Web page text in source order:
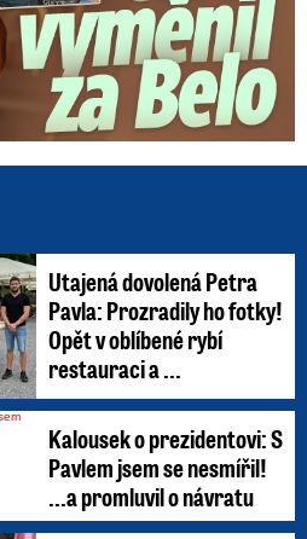
Utajená dovolená Petra
Pavla: Prozradily ho fotky!
Opět v oblíbené rybí
restauraci a ...
Kalousek o prezidentovi: S
Pavlem jsem se nesmířil!
...a promluvil o návratu